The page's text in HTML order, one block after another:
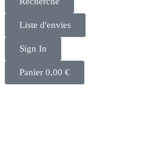
Liste d'envies
Sign In
Panier 0,00 €